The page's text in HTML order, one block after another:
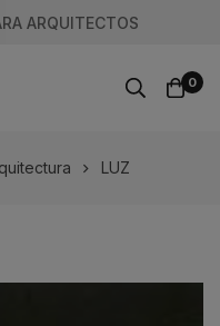
ARQUITECTOS
0
LUZ